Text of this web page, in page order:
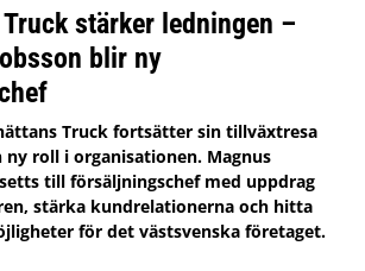
stärker ledningen –
blir ny
Truck fortsätter sin tillväxtresa
ny roll i organisationen. Magnus
till försäljningschef med uppdrag
stärka kundrelationerna och hitta
för det västsvenska företaget.